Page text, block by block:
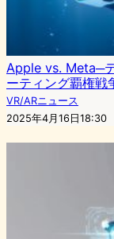
Apple vs. Meta─
ーティング覇権戦
VR/ARニュース
2025年4月16日18:30